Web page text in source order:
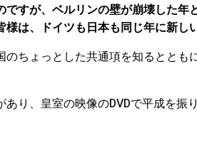
ですが、ベルリンの壁が崩壊した年
は、ドイツも日本も同じ年に新し
のちょっとした共通項を知るととも
り、皇室の映像のDVDで平成を振